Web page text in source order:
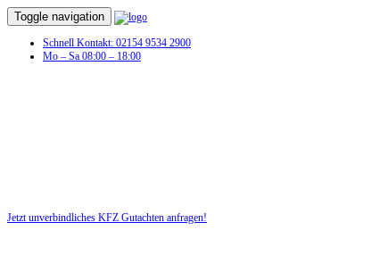
Toggle navigation
Schnell Kontakt: 02154 9534 2900
Mo – Sa 08:00 – 18:00
Jetzt unverbindliches KFZ Gutachten anfragen!